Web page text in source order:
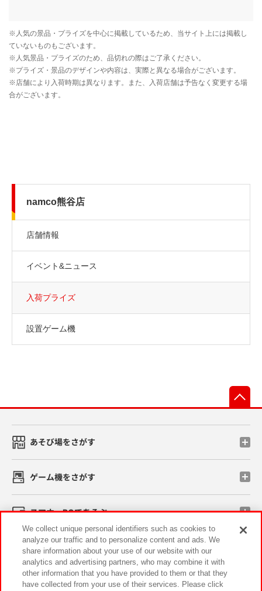
namco熊谷店
店舗情報
イベント&ニュース
入荷プライズ
設置ゲーム機
あそび場をさがす
ゲーム機をさがす
スマホ・PCであそぶ
イベント・キャンペーン
We collect unique personal identifiers such as cookies to
analyze our traffic and to personalize content and ads. We
share information about your use of our website with our
analytics and advertising partners, who may combine it with
other information that you have provided to them or that they
have collected from your use of their services. Please click